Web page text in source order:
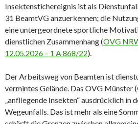
Insektenstichereignis ist als
31 BeamtVG anzuerkennen; die
eine untergeordnete sportliche
dienstlichen Zusammenhang (OVG
12.05.2026 – 1 A 868/22).
Der Arbeitsweg von Beamten ist
vermintes Gelände. Das OVG Münster
„anfliegende Insekten“ ausdrücklich in
Wegeunfalls. Das ist mehr als eine